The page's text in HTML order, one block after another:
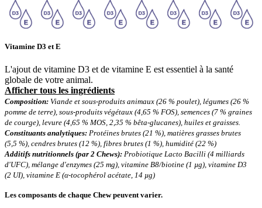
Vitamine D3 et E
L'ajout de vitamine D3 et de vitamine E est essentiel à la santé
globale de votre animal.
Afficher tous les ingrédients
Composition: Viande et sous-produits animaux (26 % poulet), légumes (26 %
pomme de terre), sous-produits végétaux (4,65 % FOS), semences (7 % graines
de courge), levure (4,65 % MOS, 2,35 % bêta-glucanes), huiles et graisses.
Constituants analytiques: Protéines brutes (21 %), matières grasses brutes
(5,5 %), cendres brutes (12 %), fibres brutes (1 %), humidité (22 %)
Additifs nutritionnels (par 2 Chews): Probiotique Lacto Bacilli (4 milliards
d'UFC), mélange d'enzymes (25 mg), vitamine B8/biotine (1 µg), vitamine D3
(2 UI), vitamine E (α-tocophérol acétate, 14 µg)
Les composants de chaque Chew peuvent varier.